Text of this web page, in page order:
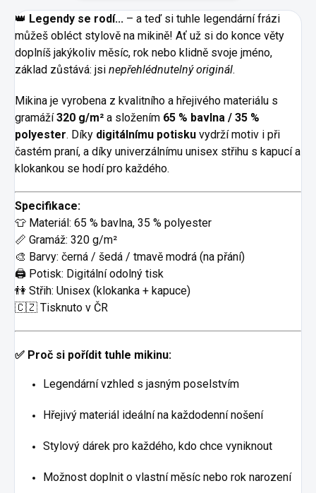
👑 Legendy se rodí... – a teď si tuhle legendární frázi
můžeš obléct stylově na mikině! Ať už si do konce věty
doplníš jakýkoliv měsíc, rok nebo klidně svoje jméno,
základ zůstává: jsi nepřehlédnutelný originál.
Mikina je vyrobena z kvalitního a hřejivého materiálu s
gramáží320 g/m² a složením 65 % bavlna / 35 %
polyester. Díky digitálnímu potisku vydrží motiv i při
častém praní, a díky univerzálnímu unisex střihu s kapucí a
klokankou se hodí pro každého.
Specifikace:
👕 Materiál: 65 % bavlna, 35 % polyester
📏 Gramáž: 320 g/m²
🎨 Barvy: černá / šedá / tmavě modrá (na přání)
🖨️ Potisk: Digitální odolný tisk
👫 Střih: Unisex (klokanka + kapuce)
🇨🇿 Tisknuto v ČR
✅ Proč si pořídit tuhle mikinu:
Legendární vzhled s jasným poselstvím
Hřejivý materiál ideální na každodenní nošení
Stylový dárek pro každého, kdo chce vyniknout
Možnost doplnit o vlastní měsíc nebo rok narození